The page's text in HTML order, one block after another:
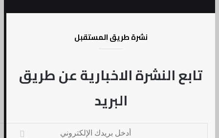
نشرة طريق المستقبل
تابع النشرة الاخبارية عن طريق
البريد